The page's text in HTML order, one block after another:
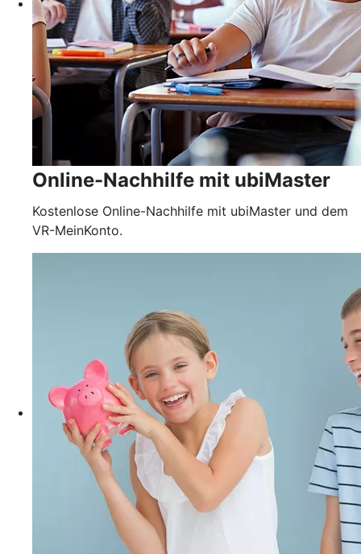
Online-Nachhilfe mit ubiMaster
Kostenlose Online-Nachhilfe mit ubiMaster und dem
VR-MeinKonto.